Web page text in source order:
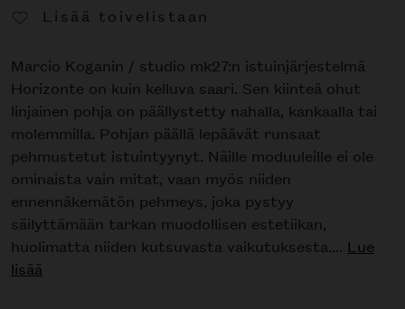
Lisää toivelistaan
Marcio Koganin / studio mk27:n istuinjärjestelmä
Horizonte on kuin kelluva saari. Sen kiinteä ohut
linjainen pohja on päällystetty nahalla, kankaalla tai
molemmilla. Pohjan päällä lepäävät runsaat
pehmustetut istuintyynyt. Näille moduuleille ei ole
ominaista vain mitat, vaan myös niiden
ennennäkemätön pehmeys, joka pystyy
säilyttämään tarkan muodollisen estetiikan,
huolimatta niiden kutsuvasta vaikutuksesta.... Lue
lisää